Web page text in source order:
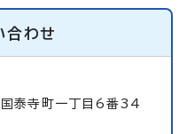
合わせ
泰寺町一丁目6番34